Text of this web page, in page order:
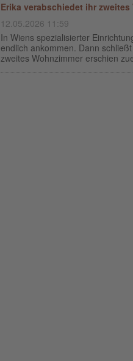
Erika verabschiedet ihr zweites
12.05.2026 11:59
In Wiens spezialisierter
endlich ankommen. Dann
zweites Wohnzimmer erschien